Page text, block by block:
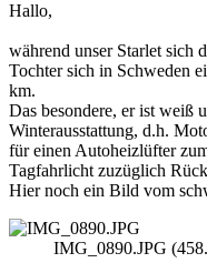
Hallo,
während unser Starlet sich
Tochter sich in Schweden
km.
Das besondere, er ist weiß
Winterausstattung, d.h.
für einen Autoheizlüfter
Tagfahrlicht zuzüglich
Hier noch ein Bild vom
IMG_0890.JPG